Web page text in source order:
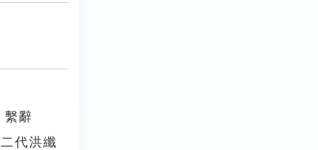
繫辭
代洪纖